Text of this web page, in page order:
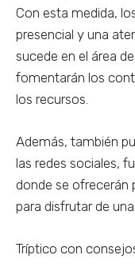
Con esta medida,
presencial y una
sucede en el área
fomentarán los
los recursos.
Además, también
las redes sociales,
donde se ofrecerán
para disfrutar de
Tríptico con